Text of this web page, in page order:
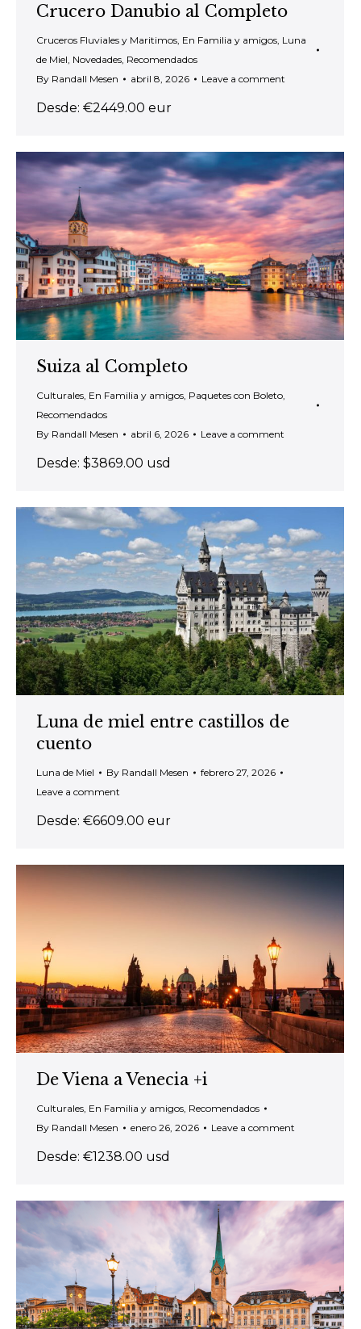
Crucero Danubio al Completo
Cruceros Fluviales y Maritimos En Familia y amigos Luna
de Miel Novedades Recomendados
By Randall Mesen abril 8, 2026 Leave a comment
Desde: €2449.00 eur
Suiza al Completo
Culturales En Familia y amigos Paquetes con Boleto
Recomendados
By Randall Mesen abril 6, 2026 Leave a comment
Desde: $3869.00 usd
Luna de miel entre castillos de
cuento
Luna de Miel By Randall Mesen
febrero 27, 2026
Leave a comment
Desde: €6609.00 eur
De Viena a Venecia +i
Culturales En Familia y amigos Recomendados
By Randall Mesen enero 26, 2026 Leave a comment
Desde: €1238.00 usd